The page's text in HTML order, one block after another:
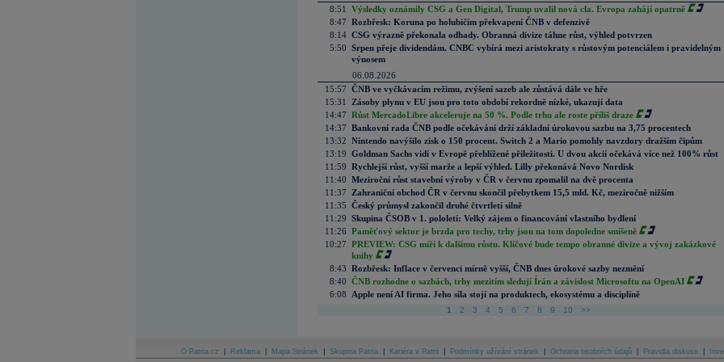
8:51
Výsledky oznámily CSG a Gen Digital, Trump uvalil nová cla. Evropa zahájí opatrně
8:47 Rozbřesk: Koruna po holubičím překvapení ČNB v defenzivě
8:14 CSG výrazně překonala odhady. Obranná divize táhne růst, výhled potvrzen
5:50 Srpen přeje dividendám. CNBC vybírá mezi aristokraty s růstovým potenciálem i pravidelným
výnosem
06.08.2026
15:57 ČNB ve vyčkávacím režimu, zvýšení sazeb ale zůstává dále ve hře
15:31
Zásoby plynu v EU jsou pro toto období rekordně nízké, ukazují data
14:47 Růst MercadoLibre akceleruje na 50 %. Podle trhu ale roste příliš draze
14:37 Bankovní rada ČNB podle očekávání drží základní úrokovou sazbu na 3,75 procentech
13:32 Nintendo navýšilo zisk o 150 procent. Switch 2 a Mario pomohly navzdory dražším čipům
13:19 Goldman Sachs vidí v Evropě přehlížené příležitosti. U dvou akcií očekává více než 100% růst
11:59 Rychlejší růst, vyšší marže a lepší výhled. Lilly překonává Novo Nordisk
11:40 Meziroční růst stavební výroby v ČR v červnu zpomalil na dvě procenta
11:37
Zahraniční obchod ČR v červnu skončil přebytkem 15,5 mld. Kč, meziročně nižším
11:35 Český průmysl zakončil druhé čtvrtletí silně
11:29 Skupina ČSOB v 1. pololetí: Velký zájem o financování vlastního bydlení
11:26 Paměťový sektor je brzda pro techy, trhy jsou na tom dopoledne smíšeně
10:27 PREVIEW: CSG míří k dalšímu růstu. Klíčové bude tempo obranné divize a vývoj zakázkové
knihy
8:43 Rozbřesk: Inflace v červenci mírně vyšší, ČNB dnes úrokové sazby nezmění
8:40 ČNB rozhodne o sazbách, trhy mezitím sledují Írán a závislost Microsoftu na OpenAI
6:08
Apple není AI firma. Jeho síla stojí na produktech, ekosystému a disciplíně
1 2 3 4 5 6 7 8 9 10 >>
O Patria.cz Reklama Mapa Stránek Skupina Patria Kariéra v Patrii Podmínky užívání stránek Ochrana osobních údajů Pravidla diskuse